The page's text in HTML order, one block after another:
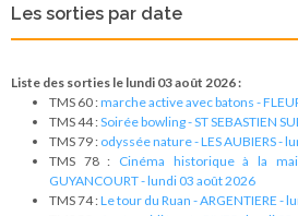
Les sorties par date
Liste des sorties le lundi 03 août 2026 :
TMS 60 :marche active avec batons -
TMS 44 :Soirée bowling - ST SEBASTIEN
TMS 79 : odyssée nature - LES AUBIERS -
TMS 78 : Cinéma historique à la
GUYANCOURT - lundi 03 août 2026
TMS 74 :Le tour du Ruan - ARGENTIERE -